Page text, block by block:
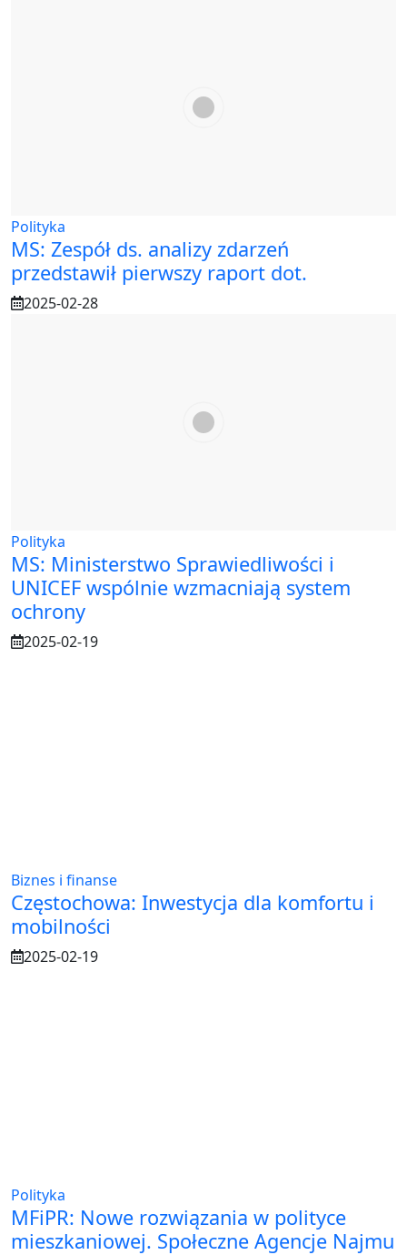
Polityka
MS: Zespół ds. analizy zdarzeń
przedstawił pierwszy raport dot.
2025-02-28
Polityka
MS: Ministerstwo Sprawiedliwości i
UNICEF wspólnie wzmacniają system
ochrony
2025-02-19
Biznes i finanse
Częstochowa: Inwestycja dla komfortu i
mobilności
2025-02-19
Polityka
MFiPR: Nowe rozwiązania w polityce
mieszkaniowej. Społeczne Agencje Najmu